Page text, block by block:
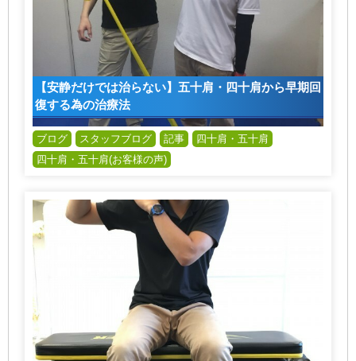
【安静だけでは治らない】五十肩・四十肩から早期回
復する為の治療法
ブログ スタッフブログ 記事
四十肩・五十肩
四十肩・五十肩(お客様の声)